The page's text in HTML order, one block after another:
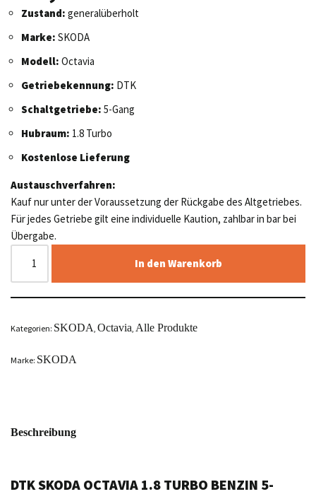
Zustand: generalüberholt
Marke: SKODA
Modell: Octavia
Getriebekennung: DTK
Schaltgetriebe: 5-Gang
Hubraum: 1.8 Turbo
Kostenlose Lieferung
Austauschverfahren:
Kauf nur unter der Voraussetzung der Rückgabe des Altgetriebes.
Für jedes Getriebe gilt eine individuelle Kaution, zahlbar in bar bei
Übergabe.
In den Warenkorb
Kategorien: SKODA Octavia Alle Produkte
Marke: SKODA
Beschreibung
DTK SKODA OCTAVIA 1.8 TURBO BENZIN 5-